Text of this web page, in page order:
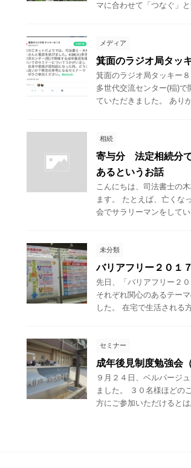
マに合わせて「つなぐ」
メディア
箕面のラジオ局タッ
箕面のラジオ局タッキー
多世代交流センター(稲)
ていただきました。 あり
相続
寄与分 法定相続分
あるというお話
こんにちは、司法書士の
ます。 たとえば、亡くな
会でサラリーマンをして
未分類
バリアフリー２０１７
先日、「バリアフリー２
それぞれ関心のあるテー
した。 在宅で生活される
セミナー
成年後見制度勉強会
９月２４日、ベルパージ
ました。 ３０名様ほどの
方にご参加いただけると